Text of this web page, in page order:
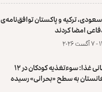
ترکیه و پاکستان توافق‌نامه‌ی
امضا کردند
برنامه جهانی غذا: سوءتغذیه کودکان در ۱۲
به سطح «بحرانی» رسیده